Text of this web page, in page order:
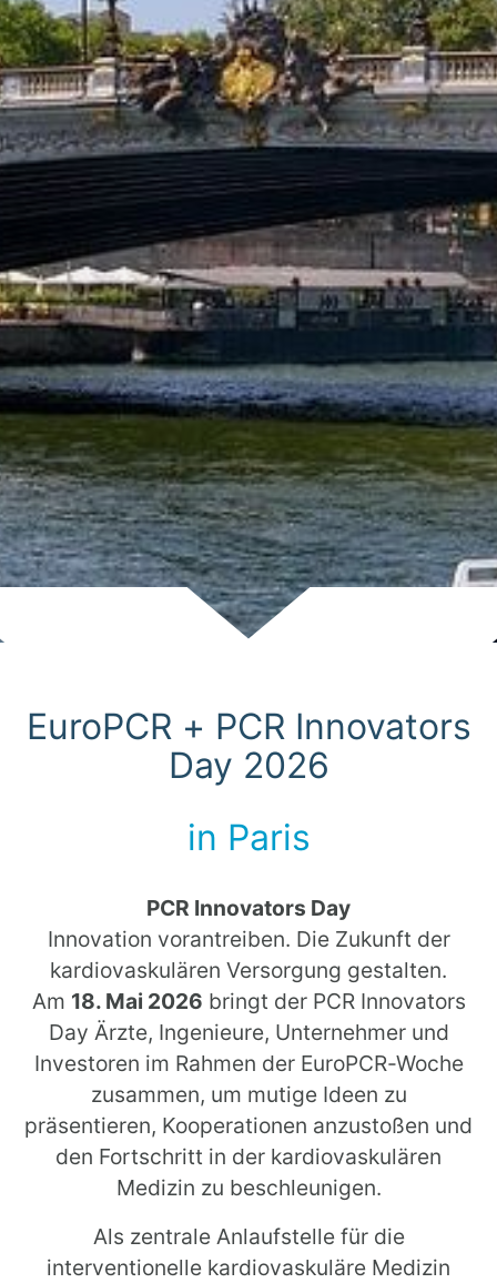
EuroPCR + PCR Innovators
Day 2026
in Paris
PCR Innovators Day
Innovation vorantreiben. Die Zukunft der
kardiovaskulären Versorgung gestalten.
Am 18. Mai 2026 bringt der PCR Innovators
Day Ärzte, Ingenieure, Unternehmer und
Investoren im Rahmen der EuroPCR-Woche
zusammen, um mutige Ideen zu
präsentieren, Kooperationen anzustoßen und
den Fortschritt in der kardiovaskulären
Medizin zu beschleunigen.
Als zentrale Anlaufstelle für die
interventionelle kardiovaskuläre Medizin